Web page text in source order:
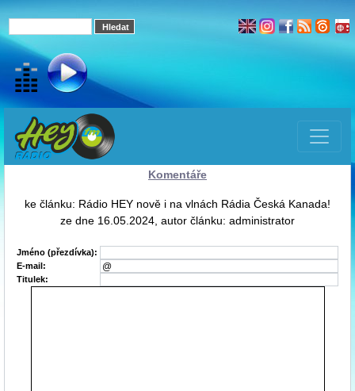
Komentáře
ke článku: Rádio HEY nově i na vlnách Rádia Česká Kanada!
ze dne 16.05.2024, autor článku: administrator
Jméno (přezdívka):
E-mail:
Titulek: